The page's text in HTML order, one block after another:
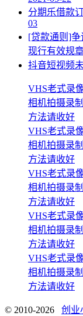
分期乐借款
03
[贷款通则]
现行有效规章
抖音短视频
VHS老式录
相机拍摄录
方法请收好
VHS老式录
相机拍摄录
方法请收好
VHS老式录
相机拍摄录
方法请收好
VHS老式录
相机拍摄录
方法请收好
VHS老式录
相机拍摄录
方法请收好
© 2010-2026 创业